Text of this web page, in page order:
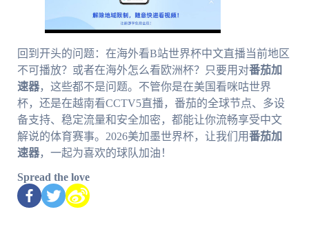
回到开头的问题：在海外看B站世界杯中文直播当前地区
不可播放？或者在海外怎么看欧洲杯？只要用对番茄加
速器，这些都不是问题。不管你是在美国看咪咕世界
杯，还是在越南看CCTV5直播，番茄的全球节点、多设
备支持、稳定流量和安全加密，都能让你流畅享受中文
解说的体育赛事。2026美加墨世界杯，让我们用番茄加
速器，一起为喜欢的球队加油！
Spread the love